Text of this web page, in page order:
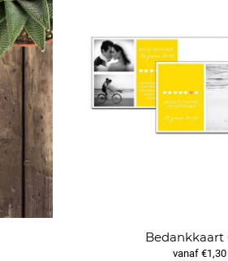
Bedankkaart
vanaf €1,30